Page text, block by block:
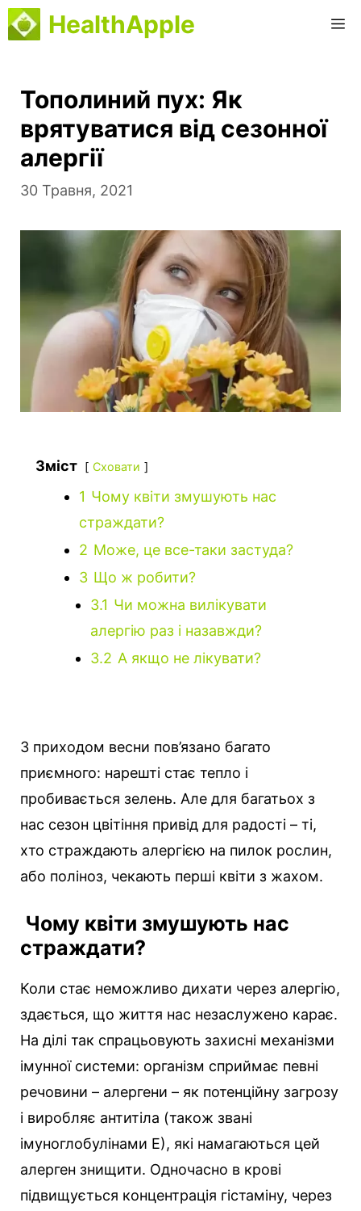
Перейти
до
HealthApple
Тополиний пух: Як
врятуватися від сезонної
алергії
30 Травня, 2021
Зміст Сховати
1 Чому квіти змушують нас
страждати?
2 Може, це все-таки застуда?
3 Що ж робити?
3.1 Чи можна вилікувати
алергію раз і назавжди?
3.2 А якщо не лікувати?
З приходом весни пов’язано багато
приємного: нарешті стає тепло і
пробивається зелень. Але для багатьох з
нас сезон цвітіння привід для радості – ті,
хто страждають алергією на пилок рослин,
або поліноз, чекають перші квіти з жахом.
Чому квіти змушують нас
страждати?
Коли стає неможливо дихати через алергію,
здається, що життя нас незаслужено карає.
На ділі так спрацьовують захисні механізми
імунної системи: організм сприймає певні
речовини – алергени – як потенційну загрозу
і виробляє антитіла (також звані
імуноглобулінами Е), які намагаються цей
алерген знищити. Одночасно в крові
підвищується концентрація гістаміну, через